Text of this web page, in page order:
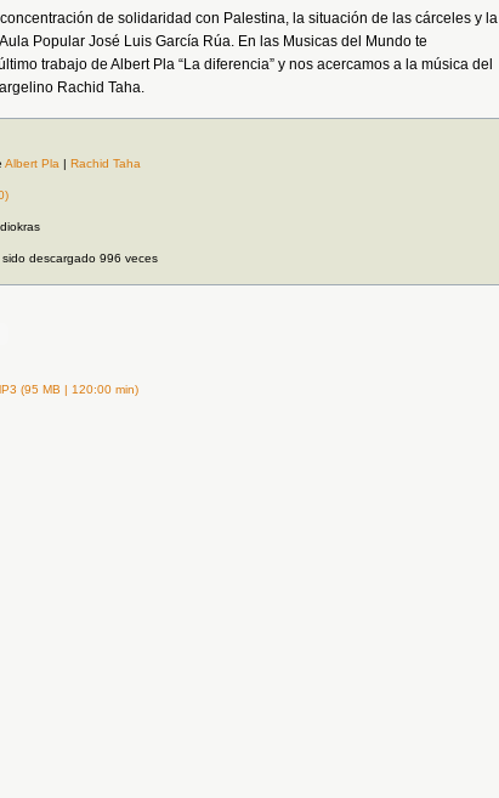
de solidaridad con Palestina, la situación de las cárceles y la
Popular José Luis García Rúa. En las Musicas del Mundo te
trabajo de Albert Pla “La diferencia” y nos acercamos a la música del
Rachid Taha.
Albert Pla | Rachid Taha
descargado 996 veces
(95 MB | 120:00 min)